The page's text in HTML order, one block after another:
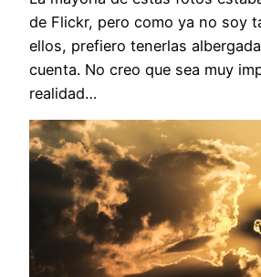
de Flickr, pero como ya no soy
ellos, prefiero tenerlas
cuenta. No creo que sea muy
realidad…